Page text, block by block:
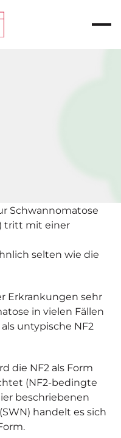
Schwannomatose
tritt mit einer
selten wie die
Erkrankungen sehr
in vielen Fällen
untypische NF2
die NF2 als Form
(NF2-bedingte
beschriebenen
handelt es sich